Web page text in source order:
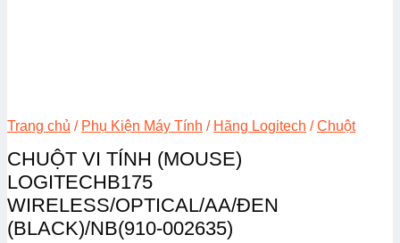
Trang chủ / Phụ Kiện Máy Tính / Hãng Logitech / Chuột
CHUỘT VI TÍNH (MOUSE)
LOGITECHB175
WIRELESS/OPTICAL/AA/ĐEN
(BLACK)/NB(910-002635)